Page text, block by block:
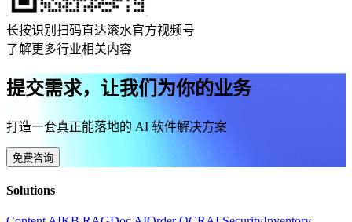
长按识别扫码直达滚水官方视频号
了解更多行业相关内容
提交需求，让我们为你的业务
打造一套真正能落地的 AI 软件解决方案
免费咨询
Solutions